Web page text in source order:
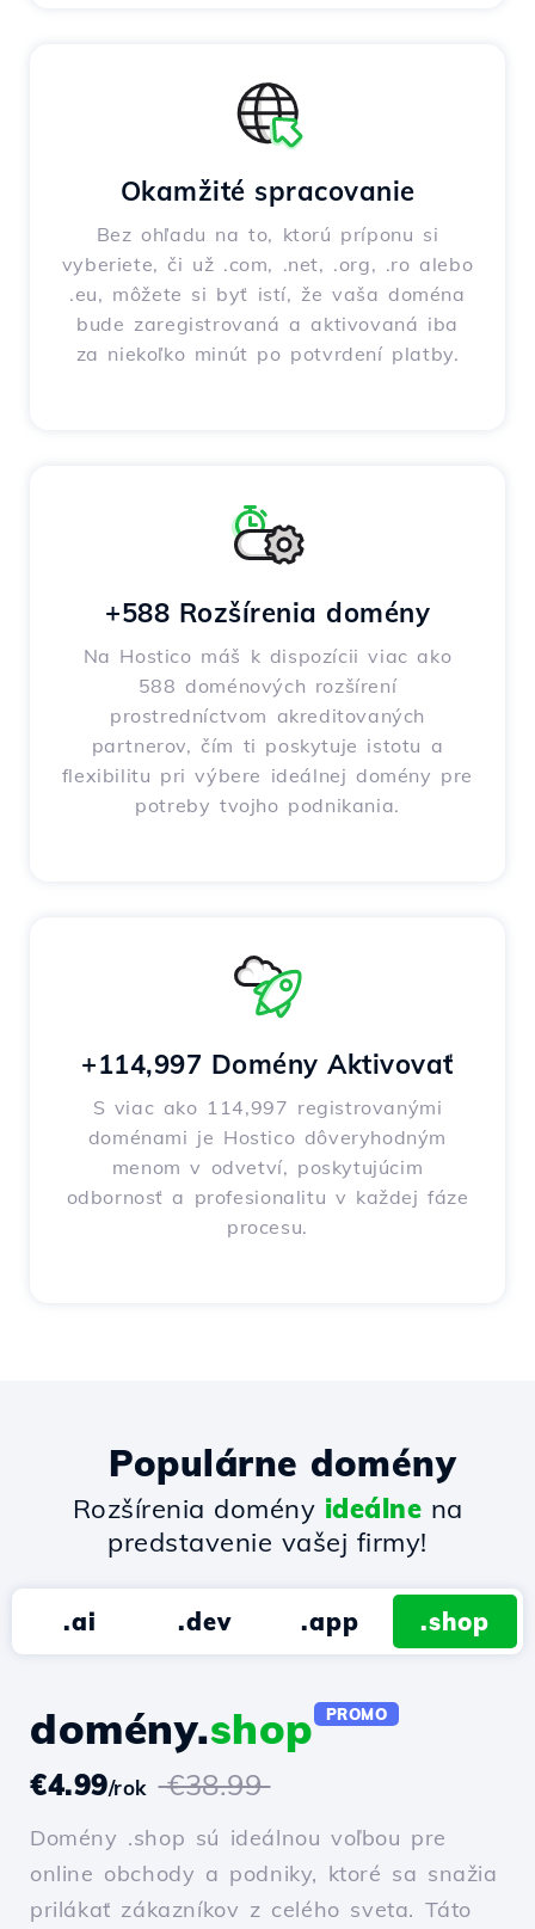
Okamžité spracovanie
Bez ohľadu na to, ktorú príponu si
vyberiete, či už .com, .net, .org, .ro alebo
.eu, môžete si byť istí, že vaša doména
bude zaregistrovaná a aktivovaná iba
za niekoľko minút po potvrdení platby.
+588 Rozšírenia domény
Na Hostico máš k dispozícii viac ako
588 doménových rozšírení
prostredníctvom akreditovaných
partnerov, čím ti poskytuje istotu a
flexibilitu pri výbere ideálnej domény pre
potreby tvojho podnikania.
+114,997 Domény Aktivovať
S viac ako 114,997 registrovanými
doménami je Hostico dôveryhodným
menom v odvetví, poskytujúcim
odbornosť a profesionalitu v každej fáze
procesu.
Populárne domény
Rozšírenia domény ideálne na
predstavenie vašej firmy!
.ai .dev .app .shop
domény.shop PROMO
€4.99/rok €38.99
Domény .shop sú ideálnou voľbou pre
online obchody a podniky, ktoré sa snažia
prilákať zákazníkov z celého sveta. Táto